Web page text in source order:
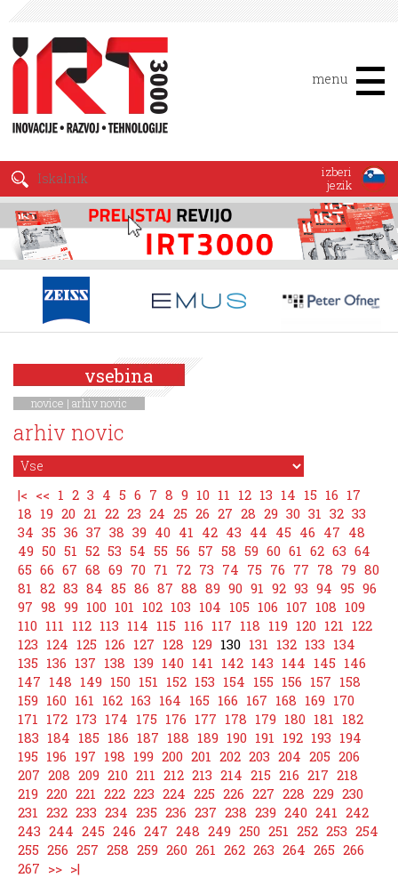
menu
izberi
jezik
vsebina
novice | arhiv novic
arhiv novic
|< << 1 2 3 4 5 6 7 8 9 10 11 12 13 14 15 16 17
18 19 20 21 22 23 24 25 26 27 28 29 30 31 32 33
34 35 36 37 38 39 40 41 42 43 44 45 46 47 48
49 50 51 52 53 54 55 56 57 58 59 60 61 62 63 64
65 66 67 68 69 70 71 72 73 74 75 76 77 78 79 80
81 82 83 84 85 86 87 88 89 90 91 92 93 94 95 96
97 98 99 100 101 102 103 104 105 106 107 108 109
110 111 112 113 114 115 116 117 118 119 120 121 122
123 124 125 126 127 128 129 130 131 132 133 134
135 136 137 138 139 140 141 142 143 144 145 146
147 148 149 150 151 152 153 154 155 156 157 158
159 160 161 162 163 164 165 166 167 168 169 170
171 172 173 174 175 176 177 178 179 180 181 182
183 184 185 186 187 188 189 190 191 192 193 194
195 196 197 198 199 200 201 202 203 204 205 206
207 208 209 210 211 212 213 214 215 216 217 218
219 220 221 222 223 224 225 226 227 228 229 230
231 232 233 234 235 236 237 238 239 240 241 242
243 244 245 246 247 248 249 250 251 252 253 254
255 256 257 258 259 260 261 262 263 264 265 266
267 >> >|